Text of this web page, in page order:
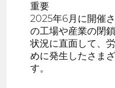
重要
2025年6月に開催
の工場や産業の閉
状況に直面して、
めに発生したさま
す。